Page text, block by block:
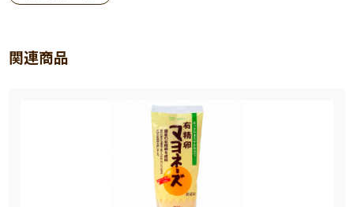
関連商品